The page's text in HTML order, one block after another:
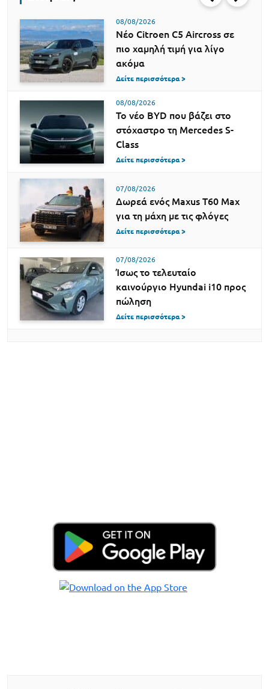
08/08/2026
Νέο Citroen C5 Aircross σε
πιο χαμηλή τιμή για λίγο
ακόμα
Δείτε περισσότερα >
08/08/2026
Το νέο BYD που βάζει στο
στόχαστρο τη Mercedes S-
Class
Δείτε περισσότερα >
07/08/2026
Δωρεά ενός Maxus T60 Max
για τη μάχη με τις φλόγες
Δείτε περισσότερα >
07/08/2026
Ίσως το τελευταίο
καινούργιο Hyundai i10 προς
πώληση
Δείτε περισσότερα >